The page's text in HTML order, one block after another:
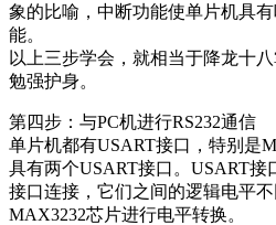
象的比喻，中断功能使单片机具
能。
以上三步学会，就相当于降龙十
勉强护身。
第四步：与PC机进行RS232通信
单片机都有USART接口，特别是
具有两个USART接口。USART接
接口连接，它们之间的逻辑电平
MAX3232芯片进行电平转换。